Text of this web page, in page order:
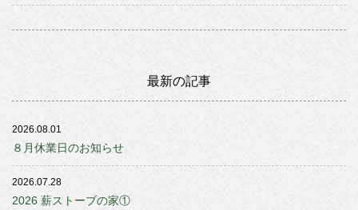
最新の記事
2026.08.01
８月休業日のお知らせ
2026.07.28
2026 薪ストーブの家①